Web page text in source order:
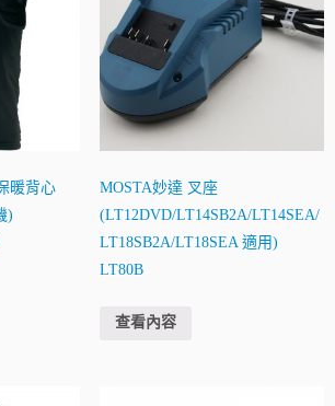
暖背心
)
MOSTA妙達 叉座
(LT12DVD/LT14SB2A/LT14SEA/
LT18SB2A/LT18SEA 適用)
LT80B
查看內容